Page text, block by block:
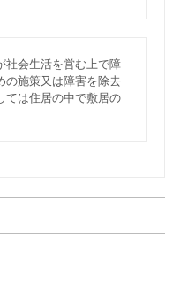
社会生活を営む上で障
の施策又は障害を除去
ては住居の中で敷居の